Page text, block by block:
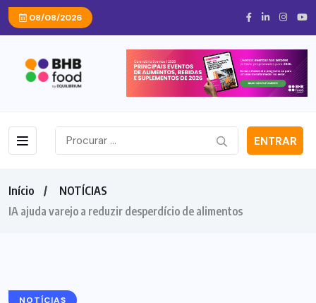
08/08/2026
ENTRAR
Início
NOTÍCIAS
IA ajuda varejo a reduzir desperdício de alimentos
NOTÍCIAS